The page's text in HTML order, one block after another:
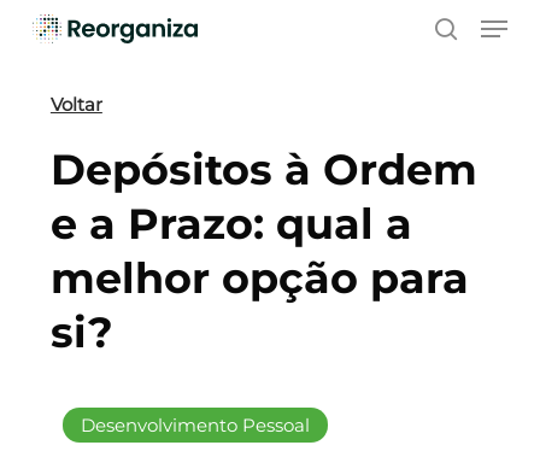
Skip
contentVoltar
Desenvolvimento Pessoal
Depósitos à Ordem
e a Prazo: qual a
melhor opção para
si?